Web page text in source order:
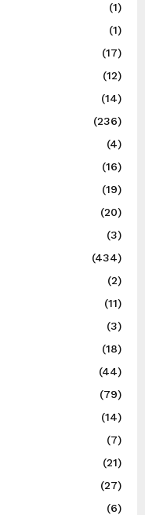
(1)
(1)
(17)
(12)
(14)
(236)
(4)
(16)
(19)
(20)
(3)
(434)
(2)
(11)
(3)
(18)
(44)
(79)
(14)
(7)
(21)
(27)
(6)